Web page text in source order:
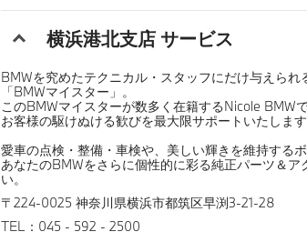
横浜港北支店 サービス
BMWを究めたテクニカル・スタッフにだけ与えら
「BMWマイスター」。
このBMWマイスターが数多く在籍するNicole BMW
お客様の駆けぬける歓びを最大限サポートいたします
愛車の点検・整備・車検や、美しい輝きを維持するボ
あなたのBMWをさらに個性的に彩る純正パーツ＆
い。
〒224-0025 神奈川県横浜市都筑区早渕3-21-28
TEL：045 - 592 - 2500